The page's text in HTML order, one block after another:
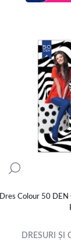
Dres Colour 50 DEN
DRESURI ȘI